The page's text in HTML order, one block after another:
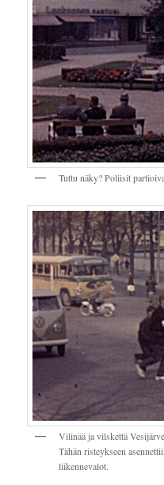
Tuttu näky? Poliisit
Vilinää ja vilskettä
Tähän risteykseen
liikennevalot.